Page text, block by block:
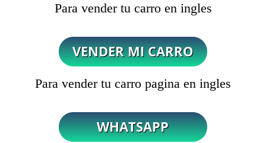
Para vender tu carro en ingles
Para vender tu carro pagina en ingles